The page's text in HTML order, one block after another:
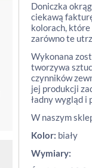
Doniczka
ciekawą
kolorach, które
zarówno te
Wykonana
tworzywa
czynników
jej produkcji
ładny wygląd i
W naszym
Kolor: biały
Wymiary: